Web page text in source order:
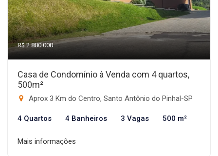
R$ 2.800.000
Casa de Condomínio à Venda com 4 quartos,
500m²
Aprox 3 Km do Centro, Santo Antônio do Pinhal-SP
4 Quartos 4 Banheiros 3 Vagas 500 m²
Mais informações